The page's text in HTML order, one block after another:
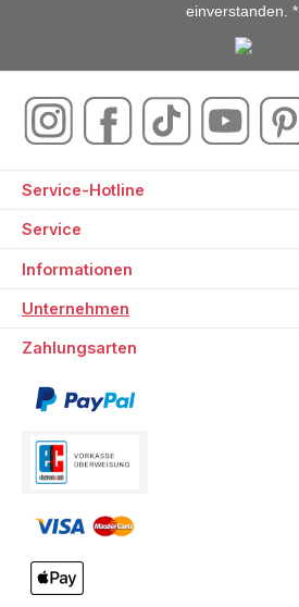
einverstanden. *
Service-Hotline
Service
Informationen
Unternehmen
Zahlungsarten